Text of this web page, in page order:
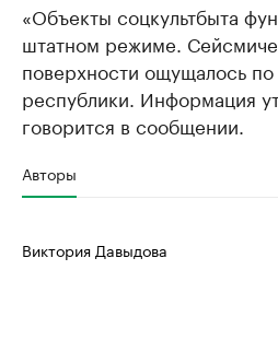
«Объекты соцкультбыта
штатном режиме.
поверхности ощущалось
республики. Информация
говорится в сообщении.
Авторы
Виктория Давыдова